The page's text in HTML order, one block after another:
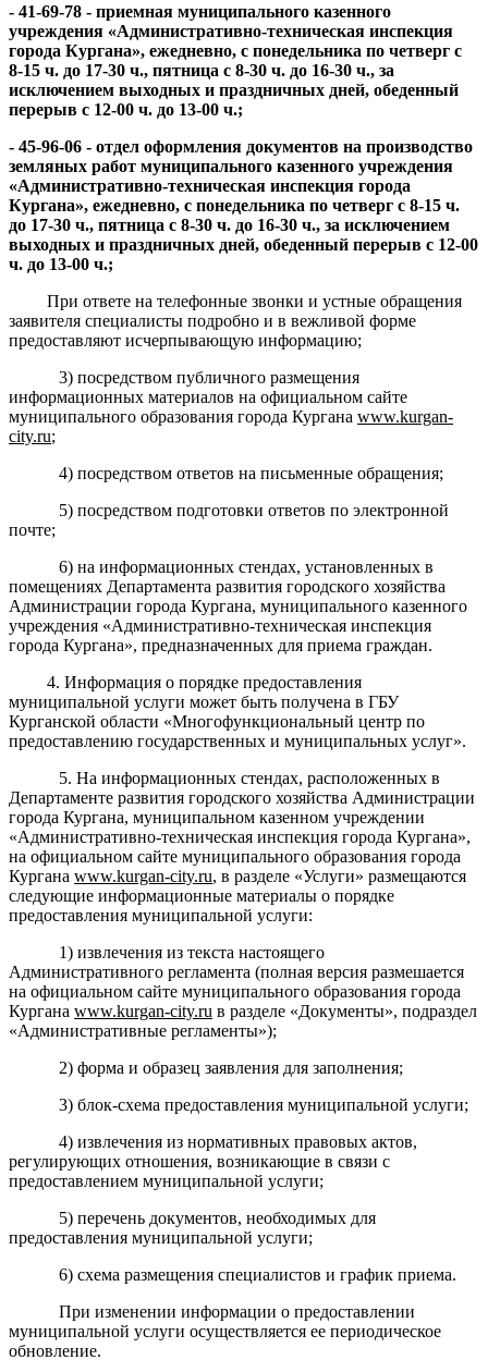
- 41-69-78 - приемная муниципального казенного
учреждения «Административно-техническая инспекция
города Кургана», ежедневно, с понедельника по четверг с
8-15 ч. до 17-30 ч., пятница с 8-30 ч. до 16-30 ч., за
исключением выходных и праздничных дней, обеденный
перерыв с 12-00 ч. до 13-00 ч.;
- 45-96-06 - отдел оформления документов на производство
земляных работ муниципального казенного учреждения
«Административно-техническая инспекция города
Кургана», ежедневно, с понедельника по четверг с 8-15 ч.
до 17-30 ч., пятница с 8-30 ч. до 16-30 ч., за исключением
выходных и праздничных дней, обеденный перерыв с 12-00
ч. до 13-00 ч.;
При ответе на телефонные звонки и устные обращения
заявителя специалисты подробно и в вежливой форме
предоставляют исчерпывающую информацию;
3) посредством публичного размещения
информационных материалов на официальном сайте
муниципального образования города Кургана www.kurgan-
city.ru;
4) посредством ответов на письменные обращения;
5) посредством подготовки ответов по электронной
почте;
6)на информационных стендах, установленных в
помещениях Департамента развития городского хозяйства
Администрации города Кургана, муниципального казенного
учреждения «Административно-техническая инспекция
города Кургана», предназначенных для приема граждан.
4.Информация о порядке предоставления
муниципальной услуги может быть получена в ГБУ
Курганской области «Многофункциональный центр по
предоставлению государственных и муниципальных услуг».
5. На информационных стендах, расположенных в
Департаменте развития городского хозяйства Администрации
города Кургана, муниципальном казенном учреждении
«Административно-техническая инспекция города Кургана»,
на официальном сайте муниципального образования города
Кургана www.kurgan-city.ru, в разделе «Услуги» размещаются
следующие информационные материалы о порядке
предоставления муниципальной услуги:
1) извлечения из текста настоящего
Административного регламента (полная версия размешается
на официальном сайте муниципального образования города
Кургана www.kurgan-city.ru в разделе «Документы», подраздел
«Административные регламенты»);
2) форма и образец заявления для заполнения;
3) блок-схема предоставления муниципальной услуги;
4) извлечения из нормативных правовых актов,
регулирующих отношения, возникающие в связи с
предоставлением муниципальной услуги;
5) перечень документов, необходимых для
предоставления муниципальной услуги;
6) схема размещения специалистов и график приема.
При изменении информации о предоставлении
муниципальной услуги осуществляется ее периодическое
обновление.